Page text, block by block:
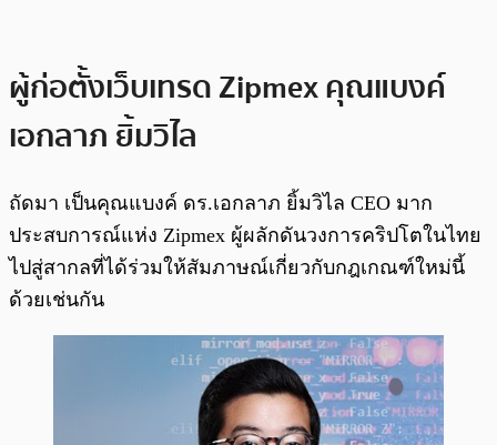
ผู้ก่อตั้งเว็บเทรด Zipmexคุณแบงค์
เอกลาภ ยิ้มวิไล
ถัดมา เป็นคุณแบงค์ ดร.เอกลาภ ยิ้มวิไล CEO มาก
ประสบการณ์แห่ง Zipmex ผู้ผลักดันวงการคริปโตในไทย
ไปสู่สากลที่ได้ร่วมให้สัมภาษณ์เกี่ยวกับกฎเกณฑ์ใหม่นี้
ด้วยเช่นกัน